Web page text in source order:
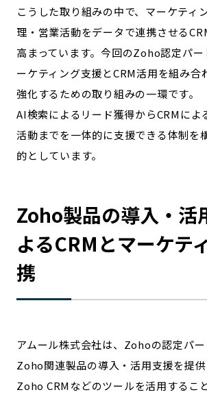
こうした取り組みの中で、マーケティ
理・営業活動をデータで連携させる
高まっています。今回のZoho認定パ
ーケティング支援とCRM活用を組み合
強化するための取り組みの一環です。
AI検索によるリード獲得からCRMによ
活動までを一体的に支援できる体制を
的としています。
Zoho製品の導入・活
よるCRMとマーケテ
携
アムール株式会社は、Zohoの認定パー
Zoho関連製品の導入・活用支援を提供
Zoho CRMなどのツールを活用するこ